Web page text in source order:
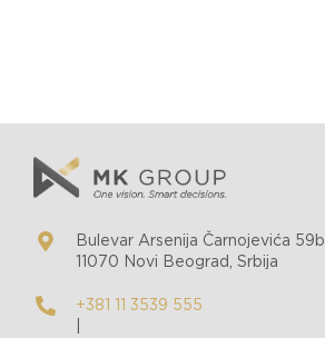
Bulevar Arsenija Čarnojevića 59b
11070 Novi Beograd, Srbija
+381 11 3539 555